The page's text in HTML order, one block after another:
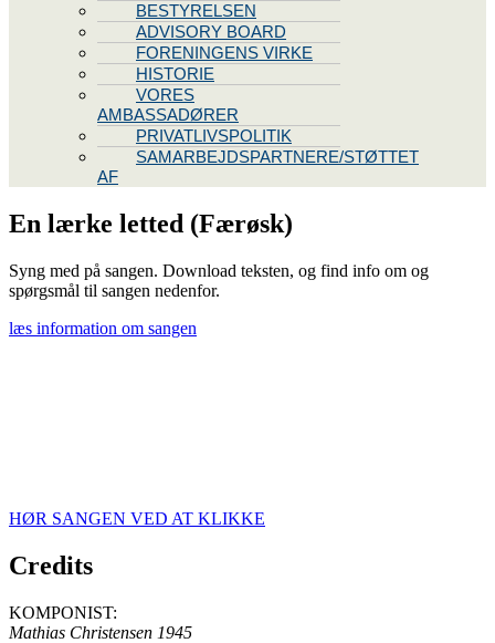
BESTYRELSEN
ADVISORY BOARD
FORENINGENS VIRKE
HISTORIE
VORES
AMBASSADØRER
PRIVATLIVSPOLITIK
SAMARBEJDSPARTNERE/STØTTET
AF
En lærke letted (Færøsk)
Syng med på sangen. Download teksten, og find info om og
spørgsmål til sangen nedenfor.
læs information om sangen
HØR SANGEN VED AT KLIKKE
Credits
KOMPONIST:
Mathias Christensen 1945